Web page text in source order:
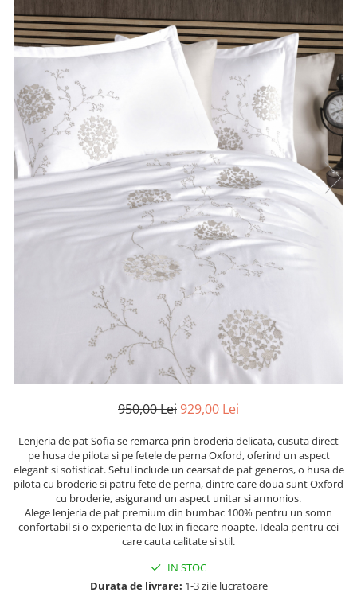
Cearceaf cu elastic
Cearceaf normal
Lenjerii De Pat Creponate
Lenjerii De Pat Bumbac Poplin 2
Persoane
Lenjerii De Pat Bumbac Poplin,
Matlasate, 2 Persoane
Lenjerii De Pat Bumbac Satinat 2
Persoane
Lenjerii De Pat Volanase
Lenjerii De Pat, Finet Premium 3D,
2 Persoane
Lenjerii De Pat Jacquard
Lenjerii De Pat Catifea
Lenjerii De Pat Cocolino
Set Lenjerie De Pat Blana
Artificiala De Iepure, 6 Piese, 2
Set Lenjerie Pat Blanita Iepure, 6
Lenjerii De Pat Premium Collection
Set Lenjerie De Pat, 7 Piese, Cu
Pilota / Cuvertura Inclusa
Set Lenjerie De Pat Jacquard Regal,
11 Piese, Cuvertura Inclusa
Lenjerii Damasc Egiptean King Size
Lenjerii De Pat, Finet Premium, 1
Lenjerii De Pat Damasc 1 Persoana
950,00 Lei929,00 Lei
Lenjeria de pat Sofia se remarca prin broderia delicata, cusuta direct
pe husa de pilota si pe fetele de perna Oxford, oferind un aspect
elegant si sofisticat. Setul include un cearsaf de pat generos, o husa de
pilota cu broderie si patru fete de perna, dintre care doua sunt Oxford
cu broderie, asigurand un aspect unitar si armonios.
Alege lenjeria de pat premium din bumbac 100% pentru un somn
confortabil si o experienta de lux in fiecare noapte. Ideala pentru cei
care cauta calitate si stil.
IN STOC
Durata de livrare: 1-3 zile lucratoare